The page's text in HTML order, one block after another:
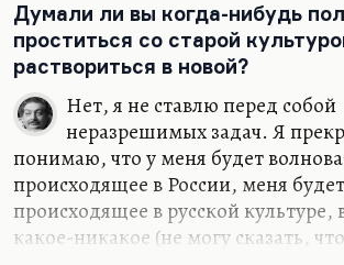
Что нет, то нет.
Земную предал неоднократно,
И…
Думали ли вы когда-нибудь
проститься со старой
раствориться в новой?
Нет, я не ставлю перед собой
неразрешимых задач. Я
понимаю, что у меня будет
происходящее в России, меня
происходящее в русской культуре,
какое-никакое (не могу сказать,